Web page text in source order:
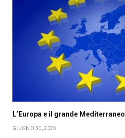
L’Europa e il grande Mediterraneo
GIUGNO 30, 2026